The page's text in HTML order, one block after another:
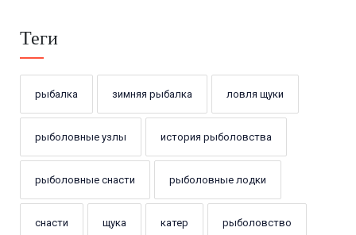
Теги
рыбалка зимняя рыбалка ловля щуки
рыболовные узлы история рыболовства
рыболовные снасти рыболовные лодки
снасти щука катер рыболовство